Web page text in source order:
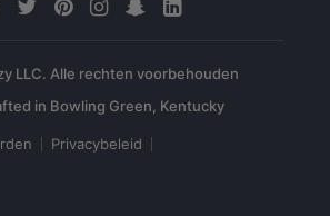
LLC. Alle rechten voorbehouden
Privacybeleid